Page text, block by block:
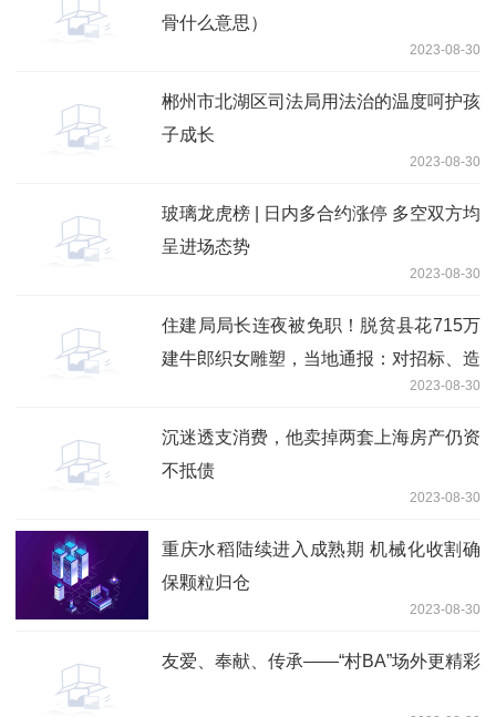
骨什么意思）
2023-08-30
郴州市北湖区司法局用法治的温度呵护孩
子成长
2023-08-30
玻璃龙虎榜 | 日内多合约涨停 多空双方均
呈进场态势
2023-08-30
住建局局长连夜被免职！脱贫县花715万
建牛郎织女雕塑，当地通报：对招标、造
2023-08-30
沉迷透支消费，他卖掉两套上海房产仍资
不抵债
2023-08-30
重庆水稻陆续进入成熟期 机械化收割确
保颗粒归仓
2023-08-30
友爱、奉献、传承——“村BA”场外更精彩